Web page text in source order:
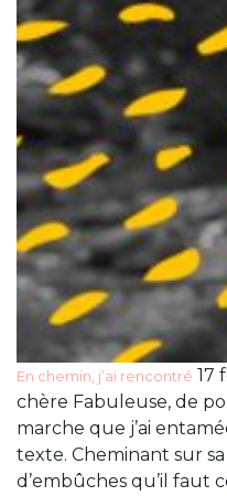
En chemin, j’ai rencontré 17
chère Fabuleuse, de
marche que j’ai
texte. Cheminant sur
d’embûches qu’il faut